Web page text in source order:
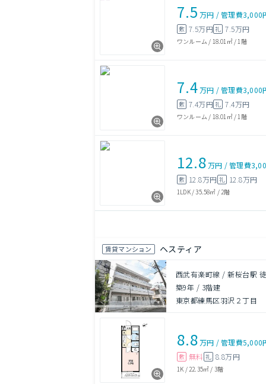
7.5 万円 /管理費3,000
敷 7.5万円礼 7.5万円
ワンルーム / 18.01㎡/ 1階
7.4万円 /管理費3,000
敷 7.4万円礼 7.4万円
ワンルーム / 18.01㎡/ 1階
12.8万円 /管理費
敷 12.8万円 礼 12.8万円
1LDK/35.58㎡ / 2階
賃貸マンション ヘスティア
西武有楽町線 / 新桜台駅
築9年 / 3階建
東京都練馬区羽沢２丁目
8.8万円 /管理費5,000
敷 無料 礼 8.8万円
1K / 22.35㎡ / 3階